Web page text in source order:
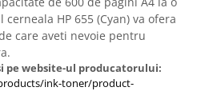
HP 655 (Cyan) va ofera
care aveti nevoie pentru
pe website-ul producatorului:
ink-toner/product-